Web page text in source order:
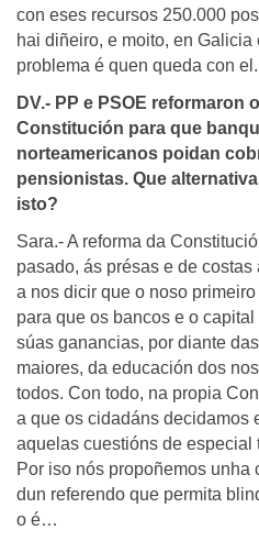
con eses recursos 250.000
hai diñeiro, e moito, en
problema é quen queda con el.
DV.- PP e PSOE reformaron
Constitución para que
norteamericanos poidan
pensionistas. Que
isto?
Sara.- A reforma da
pasado, ás présas e de
a nos dicir que o noso
para que os bancos e o
súas ganancias, por diante
maiores, da educación dos
todos. Con todo, na propia
a que os cidadáns decidamos
aquelas cuestións de especial
Por iso nós propoñemos unha
dun referendo que permita
o é…